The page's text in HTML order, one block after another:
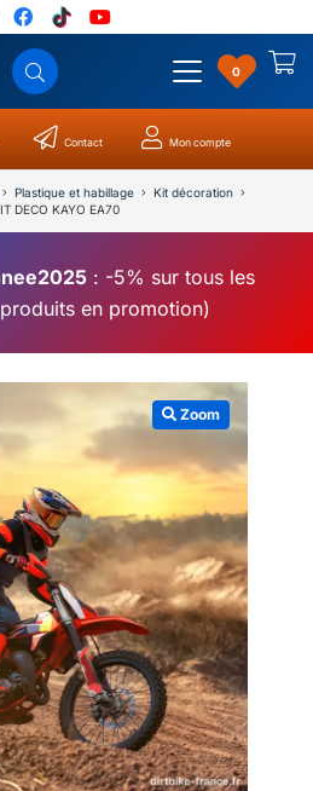
0
Contact Mon compte
Plastique et habillage
Kit décoration
DECO KAYO EA70
: -5% sur tous les
en promotion)
Zoom
Résultats